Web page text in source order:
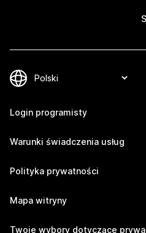
Login programisty
Warunki świadczenia usług
Polityka prywatności
Mapa witryny
Twoje wybory dotyczące